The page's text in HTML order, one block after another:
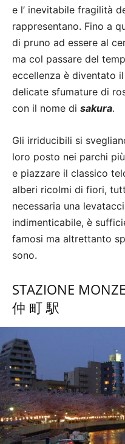
e l’ inevitabile fragilità
rappresentano. Fino a
di pruno ad essere al
ma col passare del
eccellenza è diventato
delicate sfumature di
con il nome di sakura.
Gli irriducibili si
loro posto nei parchi
e piazzare il classico
alberi ricolmi di fiori,
necessaria una
indimenticabile, è
famosi ma altrettanto
sono.
STAZIONE
仲 町 駅